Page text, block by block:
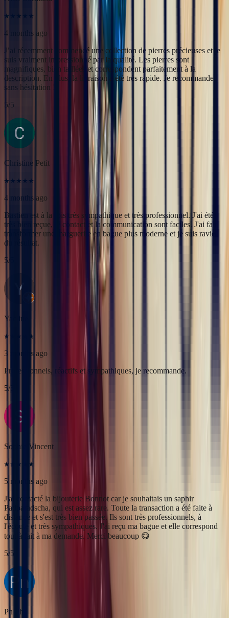
Christine Petit
4 months ago
Bastien est à la fois très sympathique et très professionnel. J'ai été
très bien reçue, le contact et la communication sont faciles. J'ai fait
transformer une marguerite en bague plus moderne et je suis ravie
du résultat.
5/5
Yac ine
3 months ago
Professionnels, réactifs et sympathiques, je recommande.
5
Sophie Vincent
5 months ago
J'ai contacté la bijouterie Bonnot car je souhaitais un saphir
Padparadscha, qui est assez rare. Toute la transaction a été faite à
distance et s'est très bien passée. Ils sont très professionnels, à
l'écoute et très sympathiques. J'ai reçu ma bague et elle correspond
Pn Ph
4 months ago
Excellente expérience avec Bastien pour la conception de notre
bague de fiançailles sur mesure. Il a été disponible, les échanges ont
été fluides et efficaces. La conception de la bague a été rapide, elle
est magnifique et correspond exactement à ce que nous voulions.
aussi son sens de l'écoute.